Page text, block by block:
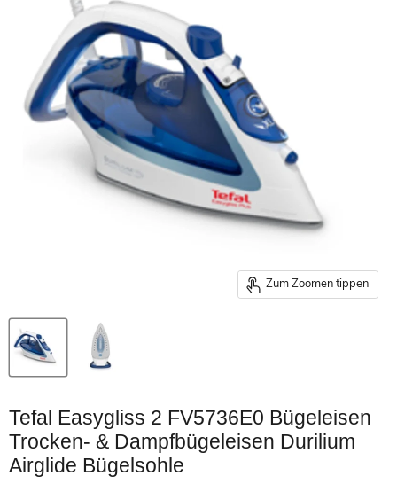
Zum Zoomen tippen
Tefal Easygliss 2 FV5736E0 Bügeleisen
Trocken- & Dampfbügeleisen Durilium
Airglide Bügelsohle